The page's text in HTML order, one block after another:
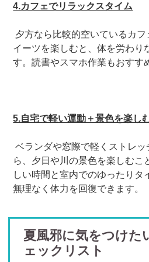
4.カフェでリラックスタイム
夕方なら比較的空いているカ
イーツを楽しむと、体を労わり
す。読書やスマホ作業もおすす
5.自宅で軽い運動＋景色を楽し
ベランダや窓際で軽くストレ
ら、夕日や川の景色を楽しむこ
しい時間と室内でのゆったりタ
無理なく体力を回復できます。
夏風邪に気をつけた
ェックリスト